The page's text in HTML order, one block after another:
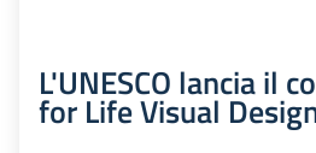
L'UNESCO lancia il
for Life Visual